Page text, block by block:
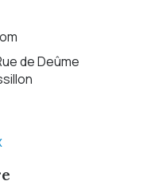
de Deûme